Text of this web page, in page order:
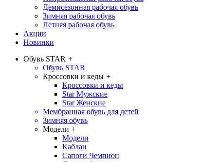
Демисезонная рабочая обувь
Зимняя рабочая обувь
Летняя рабочая обувь
Акции
Новинки
Обувь STAR +
Обувь STAR
Кроссовки и кеды +
Кроссовки и кеды
Star Мужские
Star Женские
Мембранная обувь для детей
Зимняя обувь
Модели +
Модели
Каблан
Сапоги Чемпион